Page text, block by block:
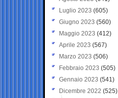
Luglio 2023 (605)
Giugno 2023 (560)
Maggio 2023 (412)
Aprile 2023 (567)
Marzo 2023 (506)
Febbraio 2023 (505)
Gennaio 2023 (541)
Dicembre 2022 (525)